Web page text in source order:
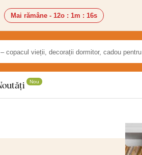
Mai rămâne - 12o : 1m : 15s
Nou